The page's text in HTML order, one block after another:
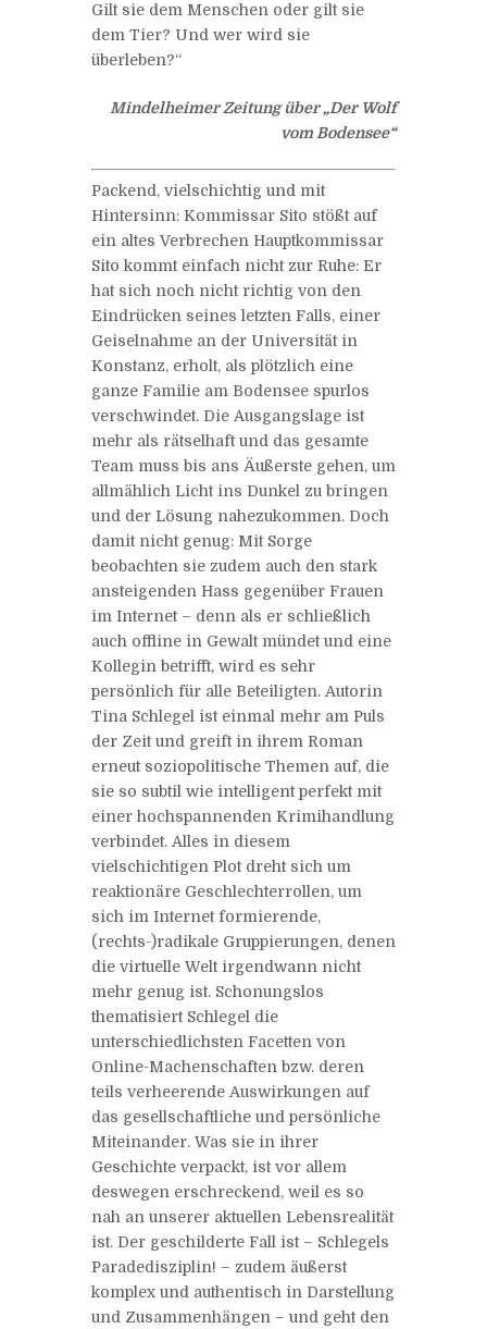
Gilt sie dem Menschen oder gilt sie
dem Tier? Und wer wird sie
überleben?“
Mindelheimer Zeitung über „Der Wolf
vom Bodensee“
Packend, vielschichtig und mit
Hintersinn: Kommissar Sito stößt auf
ein altes Verbrechen Hauptkommissar
Sito kommt einfach nicht zur Ruhe: Er
hat sich noch nicht richtig von den
Eindrücken seines letzten Falls, einer
Geiselnahme an der Universität in
Konstanz, erholt, als plötzlich eine
ganze Familie am Bodensee spurlos
verschwindet. Die Ausgangslage ist
mehr als rätselhaft und das gesamte
Team muss bis ans Äußerste gehen, um
allmählich Licht ins Dunkel zu bringen
und der Lösung nahezukommen. Doch
damit nicht genug: Mit Sorge
beobachten sie zudem auch den stark
ansteigenden Hass gegenüber Frauen
im Internet – denn als er schließlich
auch offline in Gewalt mündet und eine
Kollegin betrifft, wird es sehr
persönlich für alle Beteiligten. Autorin
Tina Schlegel ist einmal mehr am Puls
der Zeit und greift in ihrem Roman
erneut soziopolitische Themen auf, die
sie so subtil wie intelligent perfekt mit
einer hochspannenden Krimihandlung
verbindet. Alles in diesem
vielschichtigen Plot dreht sich um
reaktionäre Geschlechterrollen, um
sich im Internet formierende,
(rechts-)radikale Gruppierungen, denen
die virtuelle Welt irgendwann nicht
mehr genug ist. Schonungslos
thematisiert Schlegel die
unterschiedlichsten Facetten von
Online-Machenschaften bzw. deren
teils verheerende Auswirkungen auf
das gesellschaftliche und persönliche
Miteinander. Was sie in ihrer
Geschichte verpackt, ist vor allem
deswegen erschreckend, weil es so
nah an unserer aktuellen Lebensrealität
ist. Der geschilderte Fall ist – Schlegels
Paradedisziplin! – zudem äußerst
komplex und authentisch in Darstellung
und Zusammenhängen – und geht den